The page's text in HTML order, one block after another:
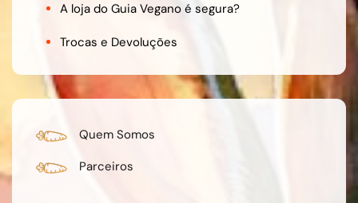
A loja do Guia Vegano é segura?
Trocas e Devoluções
Quem Somos
Parceiros